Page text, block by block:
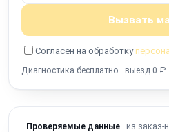
Вызвать
Согласен на обработку
Диагностика бесплатно · выезд 0 ₽
Проверяемые данные из заказ-